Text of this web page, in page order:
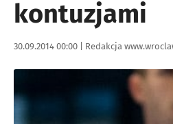
kontuzjami
Data publikacji:
30.09.2014 00:00 | Autor:
Redakcja